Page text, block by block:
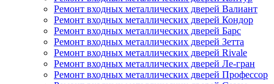
Ремонт входных металлических дверей Валиант
Ремонт входных металлических дверей Кондор
Ремонт входных металлических дверей Барс
Ремонт входных металлических дверей Зетта
Ремонт входных металлических дверей Rivale
Ремонт входных металлических дверей Ле-гран
Ремонт входных металлических дверей Профессор